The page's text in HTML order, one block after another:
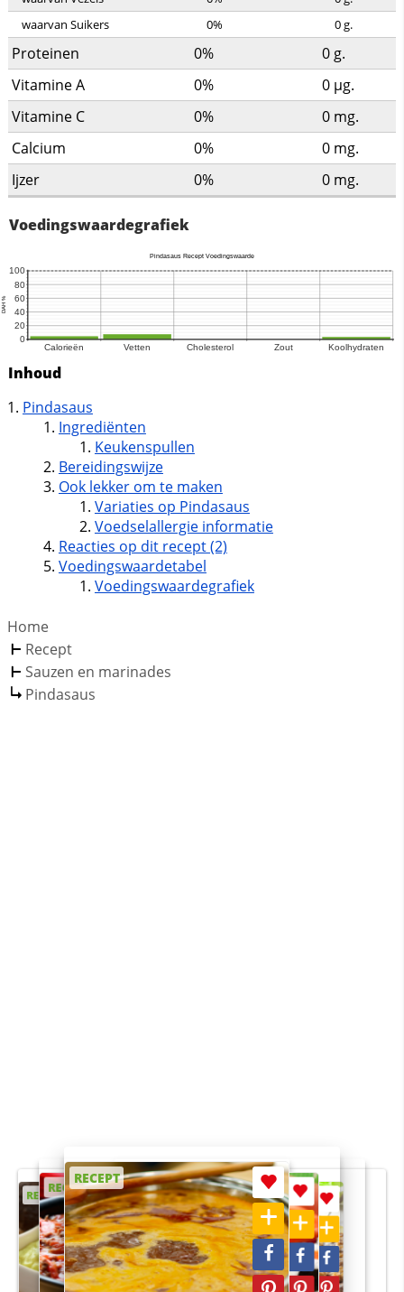
waarvan Suikers
0% 0g.
Proteinen 0% 0g.
Vitamine A
0% 0 µg.
Vitamine C
0% 0 mg.
Calcium
0% 0 mg.
Ijzer
0% 0 mg.
Voedingswaardegrafiek
Inhoud
Pindasaus
Ingrediënten
Keukenspullen
Bereidingswijze
Ook lekker om te maken
Variaties op Pindasaus
Voedselallergie informatie
Reacties op dit recept (2)
Voedingswaardetabel
Voedingswaardegrafiek
Home
Recept
Sauzen en marinades
Pindasaus
RECEPT
RECEPT
RECEPT
RECEPT
RECEPT